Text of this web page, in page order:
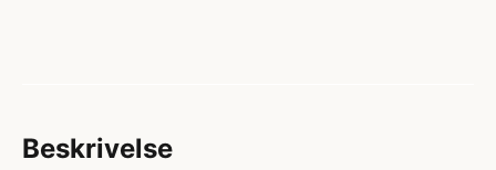
Beskrivelse